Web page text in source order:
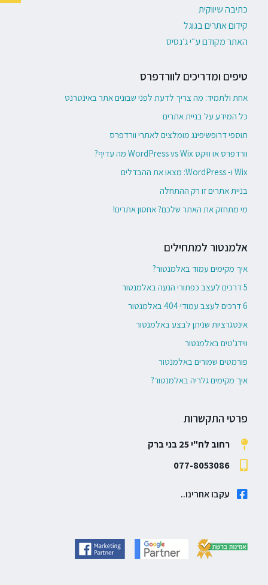
כתיבה שיווקית
קידום אתרים בגוגל
האתר מקודם ע״י ג׳נסיס
טיפים ומדריכים לוורדפרס
אחת ולתמיד: מה צריך לדעת לפני שבונים אתר באינטרנט
כל המידע על בניית אתרים
תוספי דרופשיפינג מומלצים לאתרי וורדפרס
וורדפרס או וויקס WordPress vs Wix מה עדיף?
Wix ו- WordPress: מצאו את ההבדלים
בניית אתרים זו רק ההתחלה
מי מתחזק את האתר שלכם? אחסון אתרים!
אלמנטור למתחילים
איך מקימים עמוד באלמנטור?
5 דרכים לעצב כפתורי הנעה באלמנטור
6 דרכים לעצב עמודי 404 באלמנטור
אינטגרציות שניתן לבצע באלמנטור
ווידג'טים באלמנטור
פורמטים שמורים באלמנטור
איך מקימים גלריה באלמנטור?
פרטי התקשרות
רחוב לח"י 25 בני ברק
077-8053086
עקבו אחרינו..